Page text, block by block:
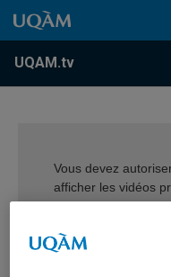
Accéder au contenu
Accéder au menu principal
Accéder à la recherche
Accéder au contenu
Accéder au menu principal
UQAM.tv
Vous devez
afficher les vidéos
Préférences des